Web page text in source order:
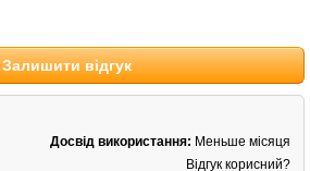
Залишити відгук
Досвід використання: Меньше місяця
Відгук корисний?